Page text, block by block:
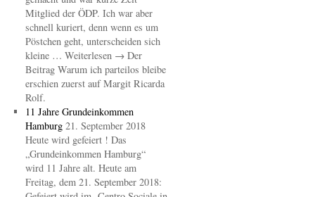
Mitglied der ÖDP. Ich war aber
schnell kuriert, denn wenn es um
Pöstchen geht, unterscheiden sich
kleine … Weiterlesen → Der
Beitrag Warum ich parteilos bleibe
erschien zuerst auf Margit Ricarda
Rolf.
11 Jahre Grundeinkommen
Hamburg 21. September 2018
Heute wird gefeiert ! Das
„Grundeinkommen Hamburg“
wird 11 Jahre alt. Heute am
Freitag, dem 21. September 2018: